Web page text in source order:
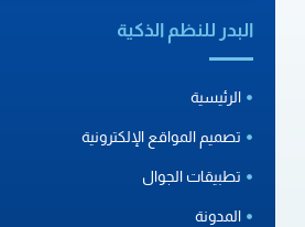
البدر للنظم الذكية
الرئيسية
تصميم المواقع الإلكترونية
تطبيقات الجوال
المدونة